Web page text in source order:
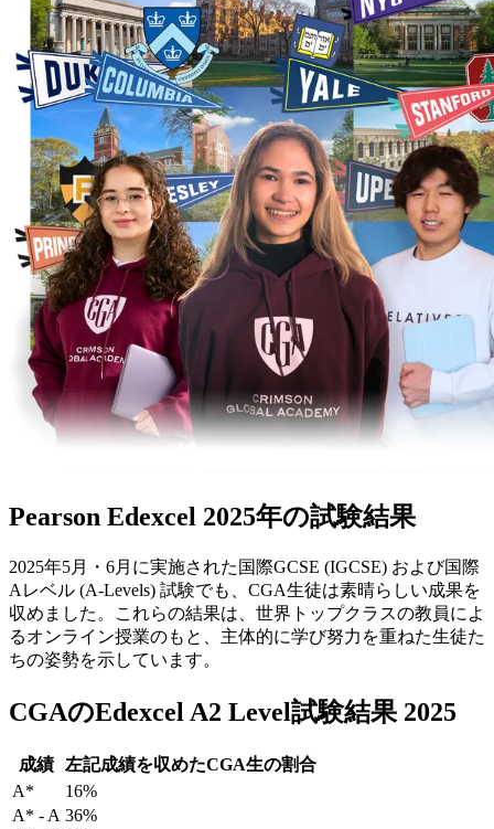
Pearson Edexcel 2025年の試験結果
2025年5月・6月に実施された国際GCSE (IGCSE) および国際
Aレベル (A-Levels) 試験でも、CGA生徒は素晴らしい成果を
収めました。これらの結果は、世界トップクラスの教員によ
るオンライン授業のもと、主体的に学び努力を重ねた生徒た
ちの姿勢を示しています。
CGAのEdexcel A2 Level試験結果 2025
成績 左記成績を収めたCGA生の割合
A*
16%
A* - A 36%